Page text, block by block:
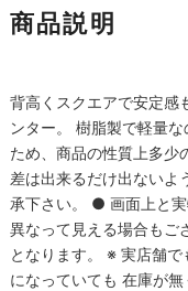
商品説明
背高くスクエアで安定感
ンター。 樹脂製で軽量
ため、商品の性質上多
差は出来るだけ出ないよ
承下さい。 ● 画面上と
異なって見える場合もご
となります。 ※ 実店舗
になっていても 在庫が